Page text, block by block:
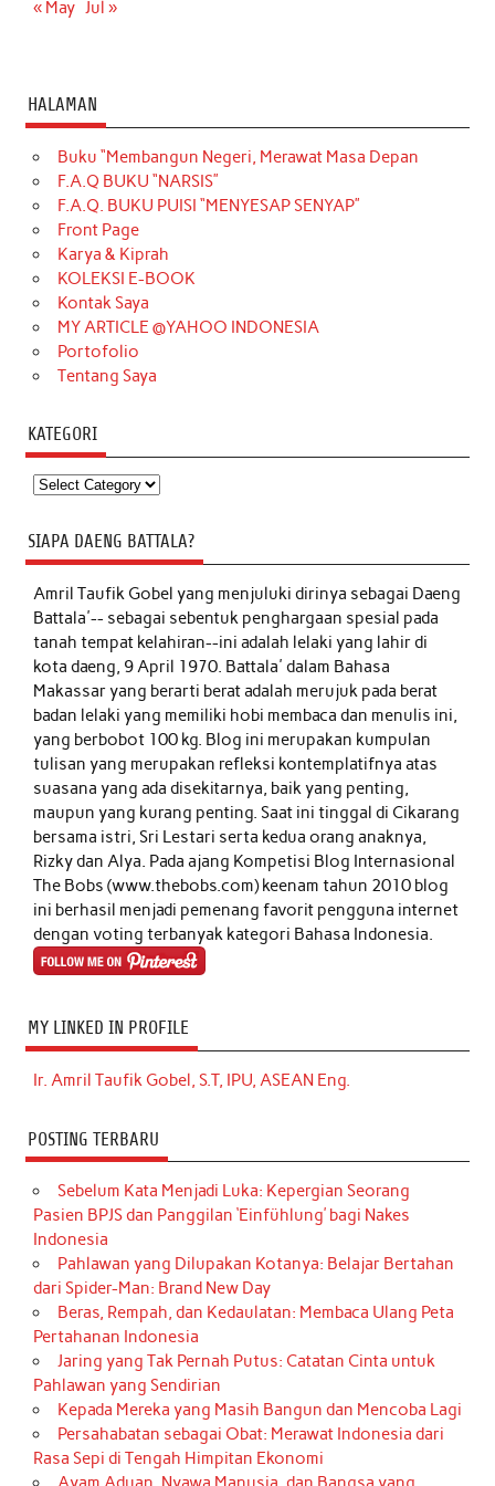
« May Jul »
HALAMAN
Buku “Membangun Negeri, Merawat Masa Depan
F.A.Q BUKU “NARSIS”
F.A.Q. BUKU PUISI “MENYESAP SENYAP”
Front Page
Karya & Kiprah
KOLEKSI E-BOOK
Kontak Saya
MY ARTICLE @YAHOO INDONESIA
Portofolio
Tentang Saya
KATEGORI
Kategori
SIAPA DAENG BATTALA?
Amril Taufik Gobelyang menjuluki dirinya sebagai Daeng
Battala'-- sebagai sebentuk penghargaan spesial pada
tanah tempat kelahiran--ini adalah lelaki yang lahir di
kota daeng, 9 April 1970. Battala' dalam Bahasa
Makassar yang berarti berat adalah merujuk pada berat
badan lelaki yang memiliki hobi membaca dan menulis ini,
yang berbobot 100 kg. Blog ini merupakan kumpulan
tulisan yang merupakan refleksi kontemplatifnya atas
suasana yang ada disekitarnya, baik yang penting,
maupun yang kurang penting. Saat ini tinggal di Cikarang
bersama istri, Sri Lestari serta kedua orang anaknya,
Rizky dan Alya. Pada ajang Kompetisi Blog Internasional
The Bobs (www.thebobs.com) keenam tahun 2010 blog
ini berhasil menjadi pemenang favorit pengguna internet
dengan voting terbanyak kategori Bahasa Indonesia.
MY LINKED IN PROFILE
Ir. Amril Taufik Gobel, S.T, IPU, ASEAN Eng.
POSTING TERBARU
Sebelum Kata Menjadi Luka: Kepergian Seorang
Pasien BPJS dan Panggilan ‘Einfühlung’ bagi Nakes
Indonesia
Pahlawan yang Dilupakan Kotanya: Belajar Bertahan
dari Spider-Man: Brand New Day
Beras, Rempah, dan Kedaulatan: Membaca Ulang Peta
Pertahanan Indonesia
Jaring yang Tak Pernah Putus: Catatan Cinta untuk
Pahlawan yang Sendirian
Kepada Mereka yang Masih Bangun dan Mencoba Lagi
Persahabatan sebagai Obat: Merawat Indonesia dari
Rasa Sepi di Tengah Himpitan Ekonomi